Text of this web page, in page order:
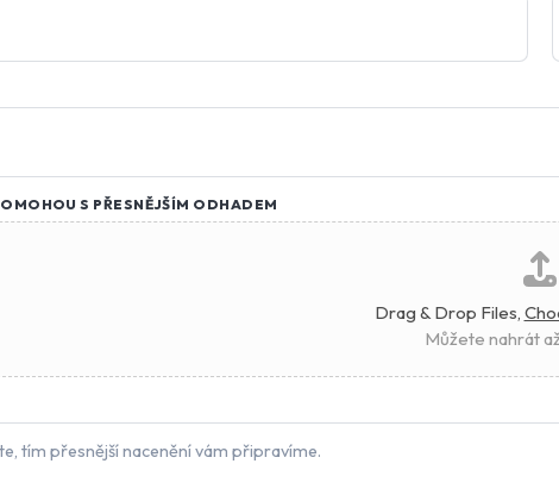
S PŘESNĚJŠÍM ODHADEM
Drag & Drop Files,
Můžete nahrát